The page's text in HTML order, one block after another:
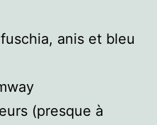
anis et bleu
(presque à